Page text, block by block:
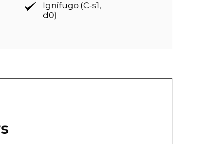
Ignífugo (C-s1,
d0)